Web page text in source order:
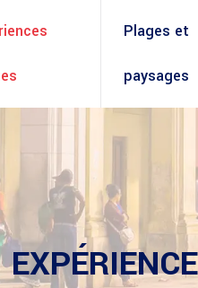
Plages et
paysages